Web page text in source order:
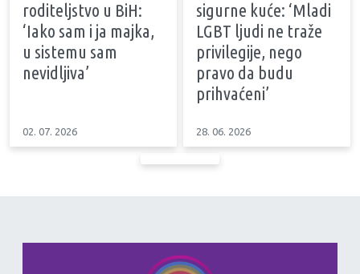
roditeljstvo u BiH:
‘Iako sam i ja majka,
u sistemu sam
nevidljiva’
02. 07. 2026
sigurne kuće: ‘Mladi
LGBT ljudi ne traže
privilegije, nego
pravo da budu
prihvaćeni’
28. 06. 2026